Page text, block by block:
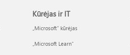
Kūrėjas ir IT
„Microsoft“ kūrėjas
„Microsoft Learn“